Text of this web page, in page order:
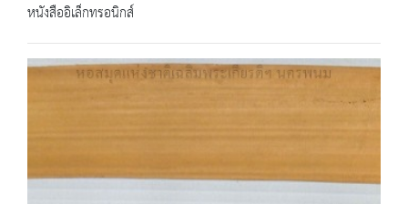
หนังสืออิเล็กทรอนิกส์